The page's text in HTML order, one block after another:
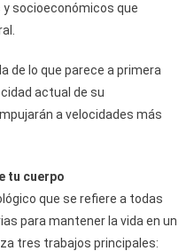
socioeconómicos que
de lo que parece a primera
actual de su
a velocidades más
tu cuerpo
que se refiere a todas
para mantener la vida en un
tres trabajos principales: